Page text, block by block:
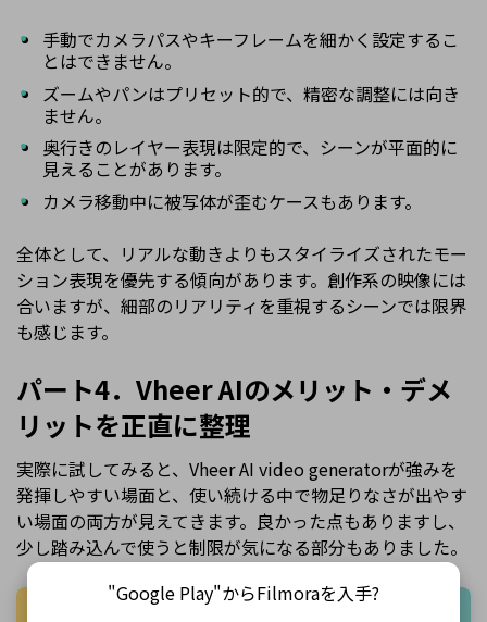
手動でカメラパスやキーフレームを細かく設定するこ
とはできません。
ズームやパンはプリセット的で、精密な調整には向き
ません。
奥行きのレイヤー表現は限定的で、シーンが平面的に
見えることがあります。
カメラ移動中に被写体が歪むケースもあります。
全体として、リアルな動きよりもスタイライズされたモー
ション表現を優先する傾向があります。創作系の映像には
合いますが、細部のリアリティを重視するシーンでは限界
も感じます。
パート4．Vheer AIのメリット・デメ
リットを正直に整理
実際に試してみると、Vheer AI video generatorが強みを
発揮しやすい場面と、使い続ける中で物足りなさが出やす
い場面の両方が見えてきます。良かった点もありますし、
少し踏み込んで使うと制限が気になる部分もありました。
"Google Play"からFilmoraを入手?